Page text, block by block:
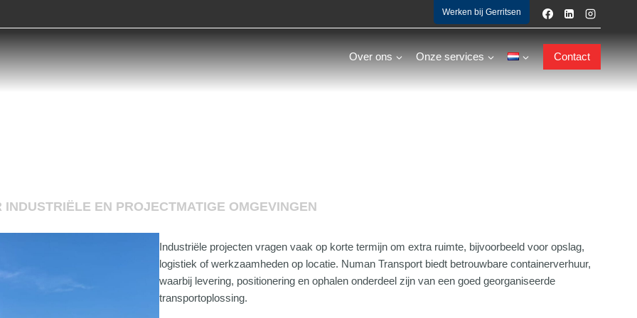
Werken bij Gerritsen
Over ons Onze services Contact
EN PROJECTMATIGE OMGEVINGEN
Industriële projecten vragen vaak op korte termijn om extra ruimte, bijvoorbeeld voor opslag,
logistiek of werkzaamheden op locatie. Numan Transport biedt betrouwbare containerverhuur,
waarbij levering, positionering en ophalen onderdeel zijn van een goed georganiseerde
transportoplossing.